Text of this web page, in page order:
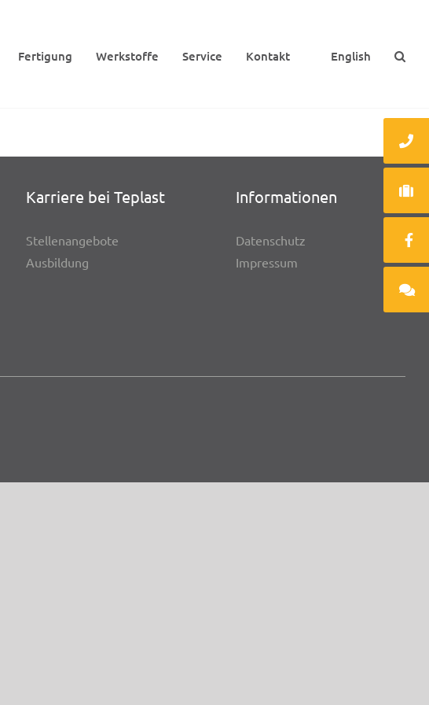
Ferti­gung Werk­stoffe Service Kontakt English
Karriere bei Teplast
Stel­len­an­ge­bote
Ausbil­dung
Infor­ma­tio­nen
Daten­schutz
Impres­sum